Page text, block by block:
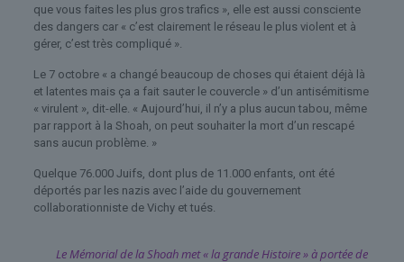
que vous faites les plus gros trafics », elle est aussi consciente
des dangers car « c’est clairement le réseau le plus violent et à
gérer, c’est très compliqué ».
Le 7 octobre « a changé beaucoup de choses qui étaient déjà là
et latentes mais ça a fait sauter le couvercle » d’un antisémitisme
« virulent », dit-elle. « Aujourd’hui, il n’y a plus aucun tabou, même
par rapport à la Shoah, on peut souhaiter la mort d’un rescapé
sans aucun problème. »
Quelque 76.000 Juifs, dont plus de 11.000 enfants, ont été
déportés par les nazis avec l’aide du gouvernement
collaborationniste de Vichy et tués.
Le Mémorial de la Shoah met « la grande Histoire » à portée de